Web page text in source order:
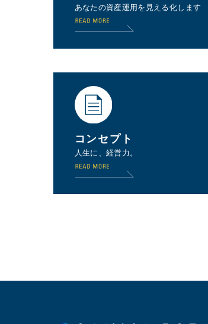
あなたの資産運用を見える化します
コンセプト
人生に、経営力。